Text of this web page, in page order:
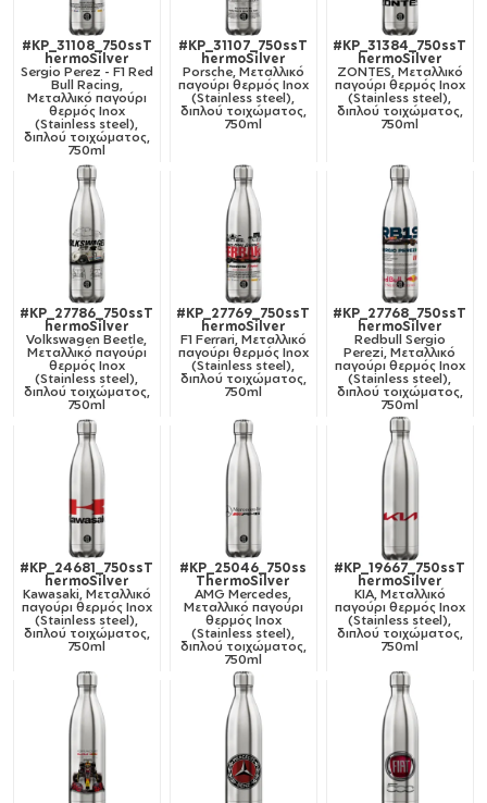
#KP_31108_750ssT
hermoSilver
Sergio Perez - F1 Red
Bull Racing,
Μεταλλικό παγούρι
θερμός Inox
(Stainless steel),
διπλού τοιχώματος,
750ml
#KP_31107_750ssT
hermoSilver
Porsche, Μεταλλικό
παγούρι θερμός Inox
(Stainless steel),
διπλού τοιχώματος,
750ml
#KP_31384_750ssT
hermoSilver
ZONTES, Μεταλλικό
παγούρι θερμός Inox
(Stainless steel),
διπλού τοιχώματος,
750ml
#KP_27786_750ssT
hermoSilver
Volkswagen Beetle,
Μεταλλικό παγούρι
θερμός Inox
(Stainless steel),
διπλού τοιχώματος,
750ml
#KP_27769_750ssT
hermoSilver
F1 Ferrari, Μεταλλικό
παγούρι θερμός Inox
(Stainless steel),
διπλού τοιχώματος,
750ml
#KP_27768_750ssT
hermoSilver
Redbull Sergio
Perezi, Μεταλλικό
παγούρι θερμός Inox
(Stainless steel),
διπλού τοιχώματος,
750ml
#KP_24681_750ssT
hermoSilver
Kawasaki, Μεταλλικό
παγούρι θερμός Inox
(Stainless steel),
διπλού τοιχώματος,
750ml
#KP_25046_750ss
ThermoSilver
AMG Mercedes,
Μεταλλικό παγούρι
θερμός Inox
(Stainless steel),
διπλού τοιχώματος,
750ml
#KP_19667_750ssT
hermoSilver
KIA, Μεταλλικό
παγούρι θερμός Inox
(Stainless steel),
διπλού τοιχώματος,
750ml